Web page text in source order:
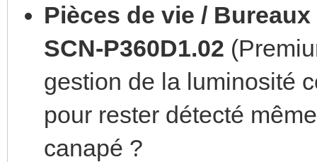
Pièces de vie /
SCN-P360D1.02
gestion de la luminosité
pour rester détecté
canapé ?